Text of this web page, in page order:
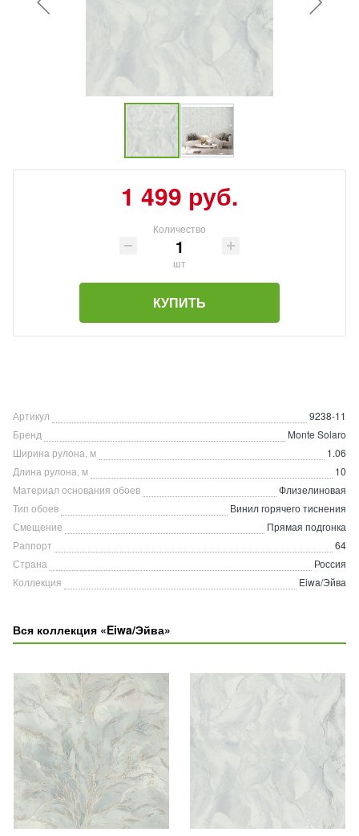
1 499 руб.
Количество
шт
КУПИТЬ
Артикул
9238-11
Бренд
Monte Solaro
Ширина рулона, м
1.06
Длина рулона, м
10
Материал основания обоев
Флизелиновая
Тип обоев
Винил горячего тиснения
Смещение
Прямая подгонка
Раппорт
64
Страна
Россия
Коллекция
Eiwa/Эйва
Вся коллекция «Eiwa/Эйва»